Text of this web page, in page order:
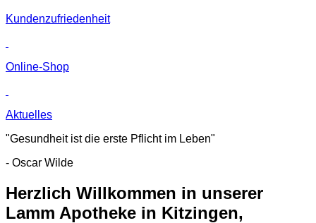
Kunden­zufriedenheit
Online-Shop
Aktuelles
"Gesundheit ist die erste Pflicht im Leben"
- Oscar Wilde
Herzlich Willkommen in unserer
Lamm Apotheke in Kitzingen,